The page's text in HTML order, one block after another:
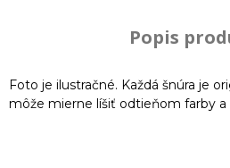
Popis
Foto je ilustračné. Každá šnúra je
môže mierne líšiť odtieňom farby a